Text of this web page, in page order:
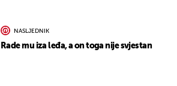
NASLJEDNIK
Rade mu iza leđa, a on toga nije svjestan